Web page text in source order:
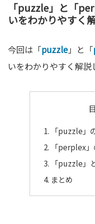
「puzzle」と「
いをわかりやすく
今回は「puzzle」と「
いをわかりやすく解説
「puzzle」
「perplex
「puzzle」
まとめ